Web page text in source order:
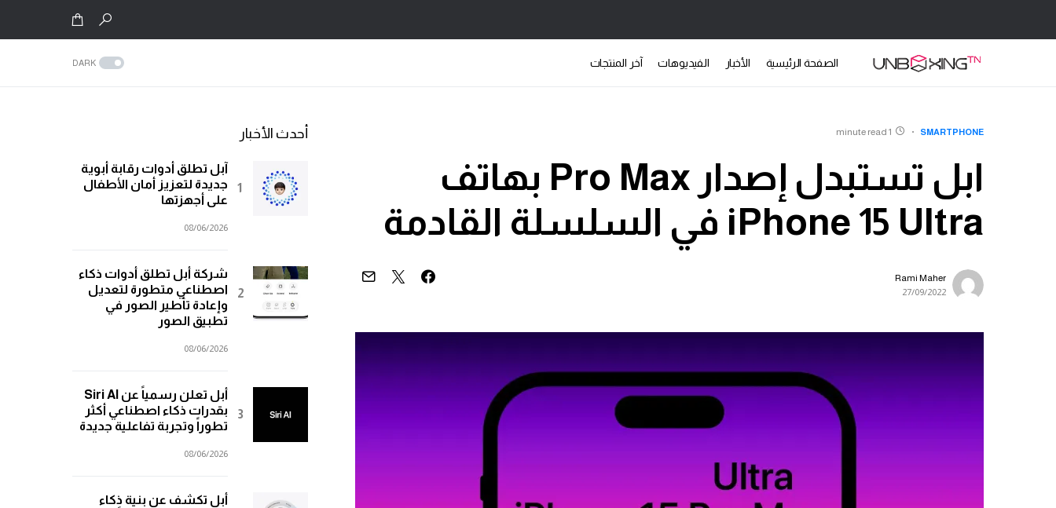
الصفحة الرئيسية الأخبار الفيديوهات آخر المنتجات DARK
SMARTPHONE
1 minute read
ابل تستبدل إصدار Pro Max بهاتف
iPhone 15 Ultra في السلسلة القادمة
Rami Maher
27/09/2022
أحدث الأخبار
آبل تطلق أدوات رقابة أبوية
جديدة لتعزيز أمان الأطفال
على أجهزتها
08/06/2026
شركة أبل تطلق أدوات ذكاء
اصطناعي متطورة لتعديل
وإعادة تأطير الصور في
تطبيق الصور
08/06/2026
أبل تعلن رسمياً عن Siri AI
بقدرات ذكاء اصطناعي أكثر
تطوراً وتجربة تفاعلية جديدة
08/06/2026
أبل تكشف عن بنية ذكاء